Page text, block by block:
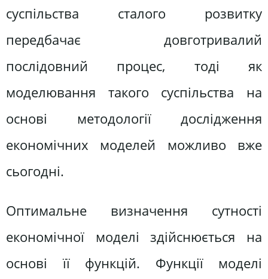
суспільства сталого розвитку
передбачає довготривалий
послідовний процес, тоді як
моделювання такого суспільства на
основі методології дослідження
економічних моделей можливо вже
сьогодні.
Оптимальне визначення сутності
економічної моделі здійснюється на
основі її функцій. Функції моделі